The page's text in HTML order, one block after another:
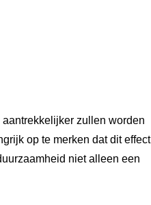
zullen worden
op te merken dat dit effect
niet alleen een